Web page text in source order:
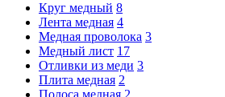
Круг медный 8
Лента медная 4
Медная проволока 3
Медный лист 17
Отливки из меди 3
Плита медная 2
Полоса медная 2